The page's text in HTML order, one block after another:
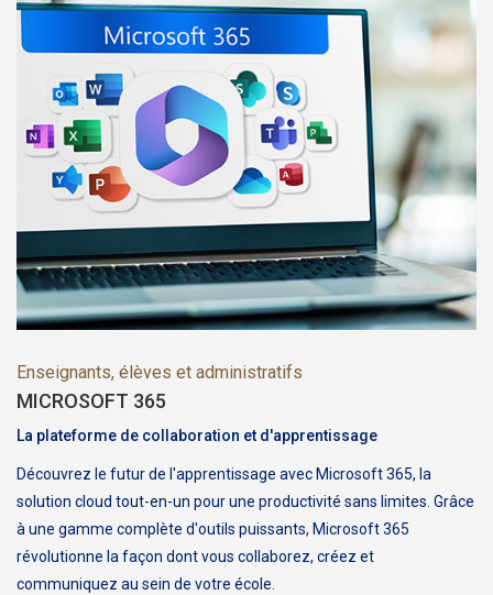
Enseignants, élèves et administratifs
MICROSOFT 365
La plateforme de collaboration et d'apprentissage
Découvrez le futur de l'apprentissage avec Microsoft 365, la
solution cloud tout-en-un pour une productivité sans limites. Grâce
à une gamme complète d'outils puissants, Microsoft 365
révolutionne la façon dont vous collaborez, créez et
communiquez au sein de votre école.